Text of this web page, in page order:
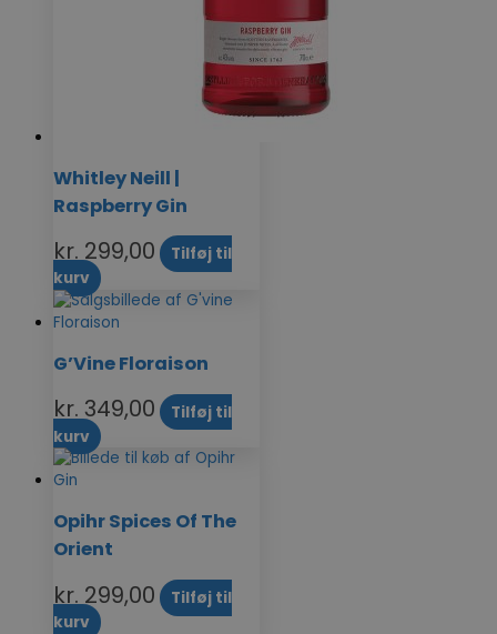
Whitley Neill |
Raspberry Gin
kr. 299,00
Tilføj til
kurv
G’Vine Floraison
kr. 349,00
Tilføj til
kurv
Opihr Spices Of The
Orient
kr. 299,00
Tilføj til
kurv